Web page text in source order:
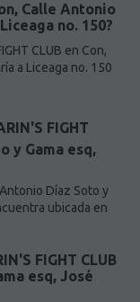
Calle Antonio
no. 150?
CLUB en Con,
a Liceaga no. 150
FIGHT
y Gama esq,
Antonio Díaz Soto y
ubicada en
FIGHT CLUB
esq, José